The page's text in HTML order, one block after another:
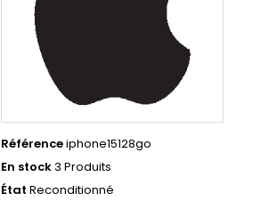
Référenceiphone15128go
En stock3 Produits
État Reconditionné